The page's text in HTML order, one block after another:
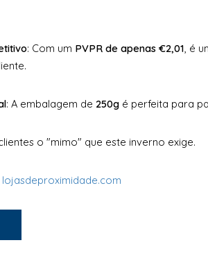
: Com um PVPR de apenas €2,01 , é
: A embalagem de 250g é perfeita para
o "mimo" que este inverno exige.
lojasdeproximidade.com